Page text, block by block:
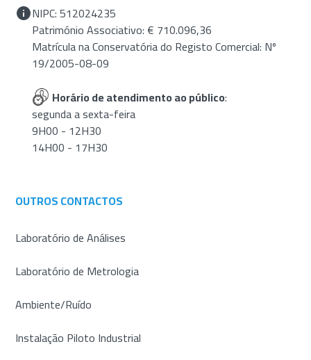
NIPC: 512024235
Património Associativo: € 710.096,36
Matrícula na Conservatória do Registo Comercial: Nº
19/2005-08-09
Horário de atendimento ao público:
segunda a sexta-feira
9H00 - 12H30
14H00 - 17H30
OUTROS CONTACTOS
Laboratório de Análises
Laboratório de Metrologia
Ambiente/Ruído
Instalação Piloto Industrial